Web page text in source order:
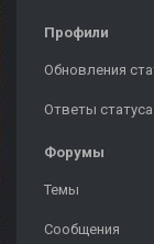
Профили
Обновления
Ответы статуса
Форумы
Темы
Сообщения